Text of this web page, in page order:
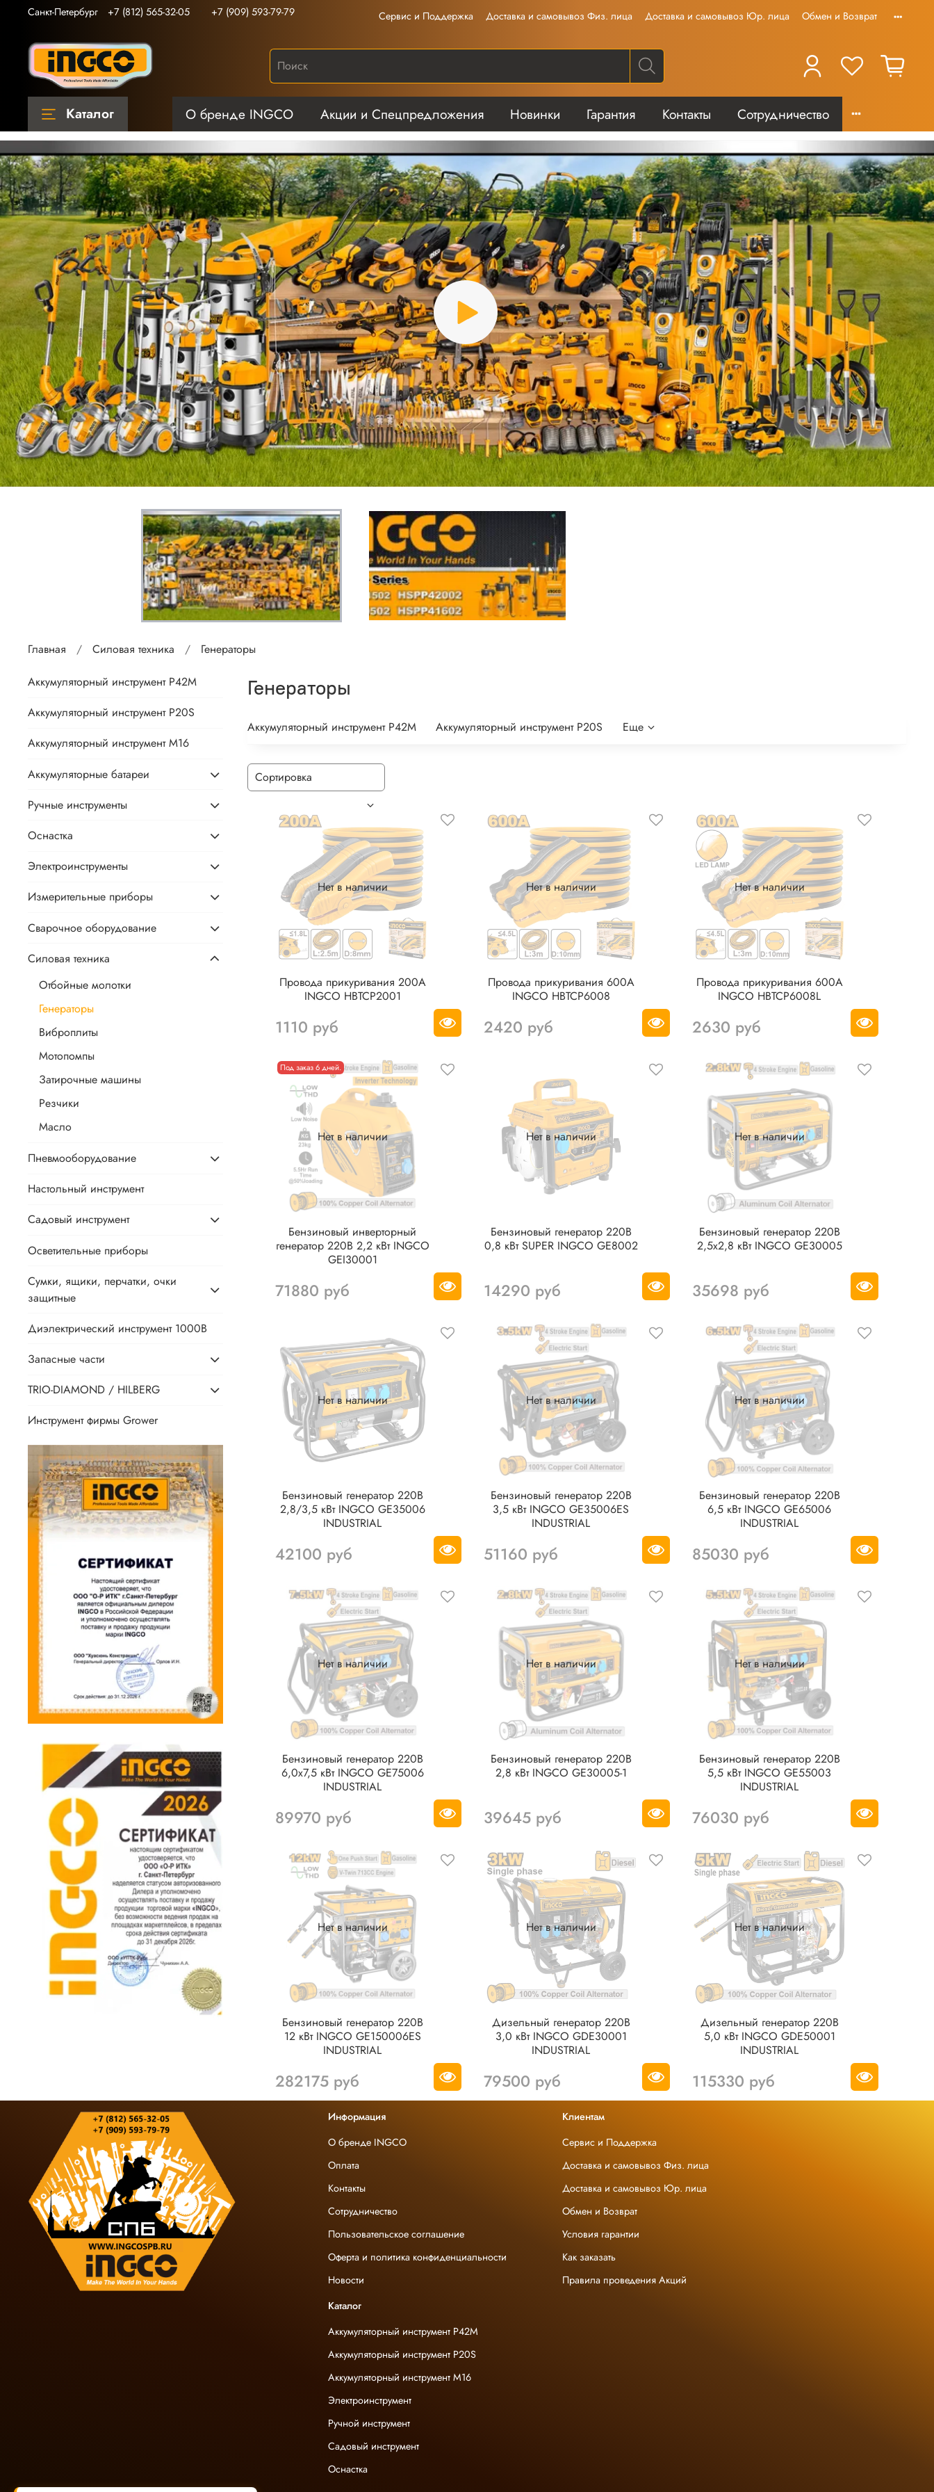
Сервис и Поддержка Доставка и самовывоз Физ. лица Доставка и самовывоз Юр. лица Обмен и Возврат
Санкт-Петербург +7 (812) 565-32-05 +7 (909) 593-79-79
Каталог О бренде INGCO Акции и Спецпредложения Новинки Гарантия Контакты Сотрудничество
Главная Силовая техника Генераторы
Генераторы
Аккумуляторный инструмент P42M Аккумуляторный инструмент P20S Еще
Нет в наличии
Провода прикуривания 200А
INGCO HBTCP2001
1110 руб
Нет в наличии
Провода прикуривания 600А
INGCO HBTCP6008
2420 руб
Нет в наличии
Провода прикуривания 600А
INGCO HBTCP6008L
2630 руб
Нет в наличии
Под заказ 6 дней.
Бензиновый инверторный
генератор 220В 2,2 кВт INGCO
GEI30001
71880 руб
Нет в наличии
Бензиновый генератор 220В
0,8 кВт SUPER INGCO GE8002
14290 руб
Нет в наличии
Бензиновый генератор 220В
2,5х2,8 кВт INGCO GE30005
35698 руб
Нет в наличии
Бензиновый генератор 220В
2,8/3,5 кВт INGCO GE35006
INDUSTRIAL
42100 руб
Нет в наличии
Бензиновый генератор 220В
3,5 кВт INGCO GE35006ES
INDUSTRIAL
51160 руб
Нет в наличии
Бензиновый генератор 220В
6,5 кВт INGCO GE65006
INDUSTRIAL
85030 руб
Нет в наличии
Бензиновый генератор 220В
6,0х7,5 кВт INGCO GE75006
INDUSTRIAL
89970 руб
Нет в наличии
Бензиновый генератор 220В
2,8 кВт INGCO GE30005-1
39645 руб
Нет в наличии
Бензиновый генератор 220В
5,5 кВт INGCO GE55003
INDUSTRIAL
76030 руб
Нет в наличии
Бензиновый генератор 220В
12 кВт INGCO GE150006ES
INDUSTRIAL
282175 руб
Нет в наличии
Дизельный генератор 220В
3,0 кВт INGCO GDE30001
INDUSTRIAL
79500 руб
Нет в наличии
Дизельный генератор 220В
5,0 кВт INGCO GDE50001
INDUSTRIAL
115330 руб
Аккумуляторный инструмент P42M
Аккумуляторный инструмент P20S
Аккумуляторный инструмент М16
Аккумуляторные батареи
Ручные инструменты
Оснастка
Электроинструменты
Измерительные приборы
Сварочное оборудование
Силовая техника
Отбойные молотки
Генераторы
Виброплиты
Мотопомпы
Затирочные машины
Резчики
Масло
Пневмооборудование
Настольный инструмент
Садовый инструмент
Осветительные приборы
Сумки, ящики, перчатки, очки
защитные
Диэлектрический инструмент 1000В
Запасные части
TRIO-DIAMOND / HILBERG
Инструмент фирмы Grower
Информация
О бренде INGCO
Оплата
Контакты
Сотрудничество
Пользовательское соглашение
Оферта и политика конфиденциальности
Новости
Клиентам
Сервис и Поддержка
Доставка и самовывоз Физ. лица
Доставка и самовывоз Юр. лица
Обмен и Возврат
Условия гарантии
Как заказать
Правила проведения Акций
Каталог
Аккумуляторный инструмент P42M
Аккумуляторный инструмент P20S
Аккумуляторный инструмент M16
Электроинструмент
Ручной инструмент
Садовый инструмент
Оснастка